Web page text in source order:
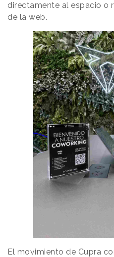
directamente al espacio o
de la web.
El movimiento de Cupra